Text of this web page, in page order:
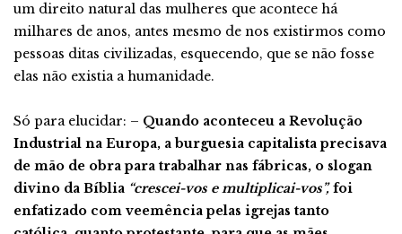
um direito natural das mulheres que acontece há
milhares de anos, antes mesmo de nos existirmos como
pessoas ditas civilizadas, esquecendo, que se não fosse
elas não existia a humanidade.
Só para elucidar: – Quando aconteceu a Revolução
Industrial na Europa, a burguesia capitalista precisava
de mão de obra para trabalhar nas fábricas, o slogan
divino da Bíblia “crescei-vos e multiplicai-vos”,foi
enfatizado com veemência pelas igrejas tanto